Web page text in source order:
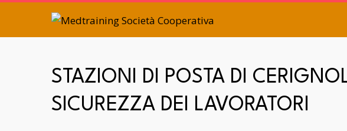
STAZIONI DI POSTA DI
SICUREZZA DEI LAVORATORI